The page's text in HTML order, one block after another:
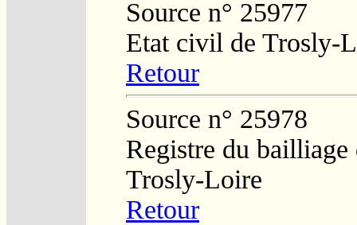
Source n° 25977
Etat civil de Trosly-
Retour
Source n° 25978
Registre du bailliage
Trosly-Loire
Retour